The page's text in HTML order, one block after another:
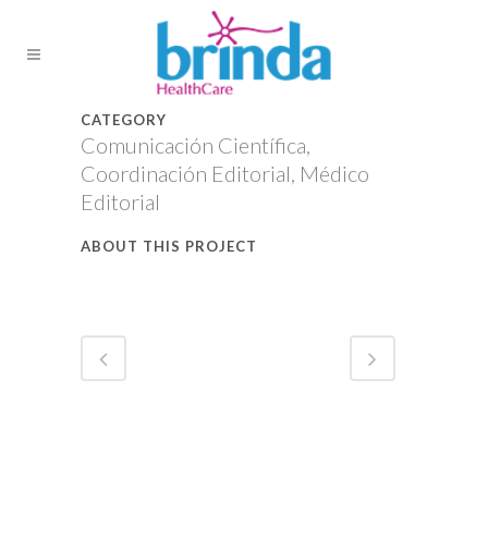
CATEGORY
Comunicación Científica,
Coordinación Editorial, Médico
Editorial
ABOUT THIS PROJECT